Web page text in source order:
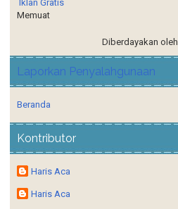
Iklan Gratis
Memuat
Diberdayakan oleh
Laporkan Penyalahgunaan
Beranda
Kontributor
Haris Aca
Haris Aca